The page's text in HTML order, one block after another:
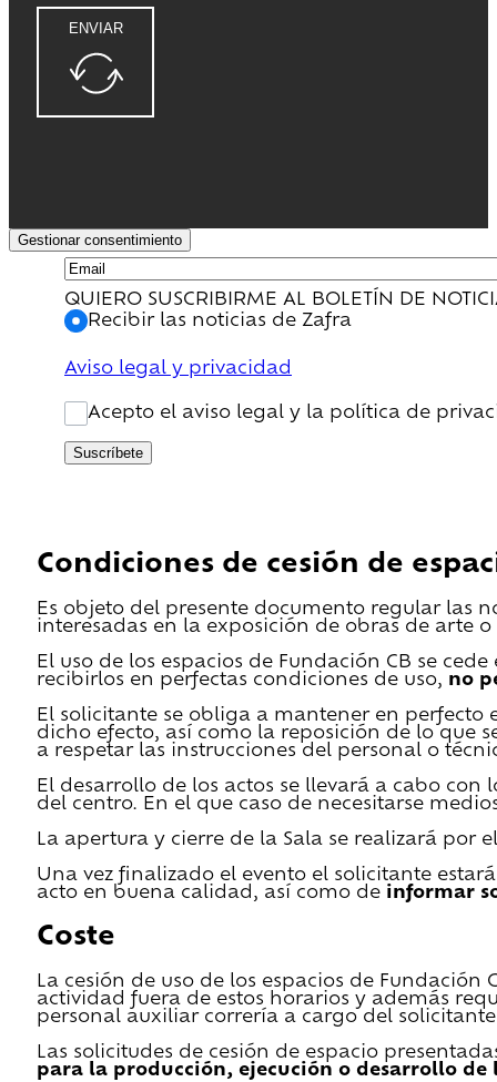
ENVIAR
Gestionar consentimiento
QUIERO SUSCRIBIRME AL BOLETÍN DE
Recibir las noticias de Zafra
Aviso legal y privacidad
Acepto el aviso legal y la política de
Suscríbete
Condiciones de cesión de
Es objeto del presente documento regular las
interesadas en la exposición de obras de arte
El uso de los espacios de Fundación CB se
recibirlos en perfectas condiciones de uso, no
El solicitante se obliga a mantener en perfecto
dicho efecto, así como la reposición de lo que
a respetar las instrucciones del personal o
El desarrollo de los actos se llevará a cabo
del centro. En el que caso de necesitarse
La apertura y cierre de la Sala se realizará por
Una vez finalizado el evento el solicitante
acto en buena calidad, así como de informar
Coste
La cesión de uso de los espacios de
actividad fuera de estos horarios y además
personal auxiliar correría a cargo del
Las solicitudes de cesión de espacio
para la producción, ejecución o desarrollo de